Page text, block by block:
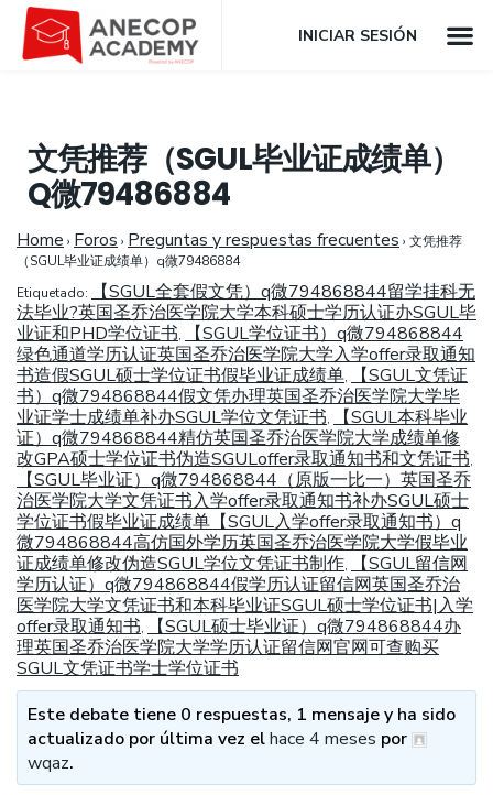
INICIAR SESIÓN
文凭推荐（SGUL毕业证成绩单）
Q微79486884
Home › Foros › Preguntas y respuestas frecuentes › 文凭推荐
（SGUL毕业证成绩单）q微79486884
Etiquetado:
【SGUL全套假文凭）q微794868844留学挂科无
法毕业?英国圣乔治医学院大学本科硕士学历认证办SGUL毕
业证和PHD学位证书,
【SGUL学位证书）q微794868844
绿色通道学历认证英国圣乔治医学院大学入学offer录取通知
书造假SGUL硕士学位证书假毕业证成绩单,
【SGUL文凭证
书）q微794868844假文凭办理英国圣乔治医学院大学毕
业证学士成绩单补办SGUL学位文凭证书,
【SGUL本科毕业
证）q微794868844精仿英国圣乔治医学院大学成绩单修
改GPA硕士学位证书伪造SGULoffer录取通知书和文凭证书,
【SGUL毕业证）q微794868844（原版一比一）英国圣乔
治医学院大学文凭证书入学offer录取通知书补办SGUL硕士
学位证书假毕业证成绩单【SGUL入学offer录取通知书）q
微794868844高仿国外学历英国圣乔治医学院大学假毕业
证成绩单修改伪造SGUL学位文凭证书制作,
【SGUL留信网
学历认证）q微794868844假学历认证留信网英国圣乔治
医学院大学文凭证书和本科毕业证SGUL硕士学位证书|入学
offer录取通知书,
【SGUL硕士毕业证）q微794868844办
理英国圣乔治医学院大学学历认证留信网官网可查购买
SGUL文凭证书学士学位证书
Este debate tiene 0 respuestas, 1 mensaje y ha sido
actualizado por última vez elhace 4 meses por
wqaz.